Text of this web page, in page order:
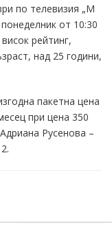
по телевизия „М
от 10:30
рейтинг,
над 25 години,
пакетна цена
при цена 350
Русенова –